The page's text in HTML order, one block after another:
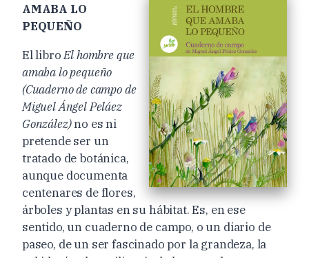
AMABA LO
PEQUEÑO
El libroEl hombre que
amaba lo pequeño
(Cuaderno de campo de
Miguel Ángel Peláez
González)no es ni
pretende ser un
tratado de botánica,
aunque documenta
centenares de flores,
árboles y plantas en su hábitat. Es, en ese
sentido, un cuaderno de campo, o un diario de
paseo, de un ser fascinado por la grandeza, la